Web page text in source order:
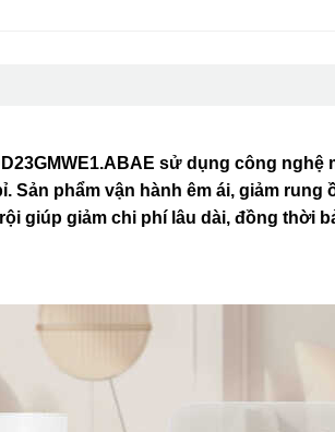
sử dụng công
Sản phẩm vận hành êm ái, giảm
giúp giảm chi phí lâu dài, đồng thời